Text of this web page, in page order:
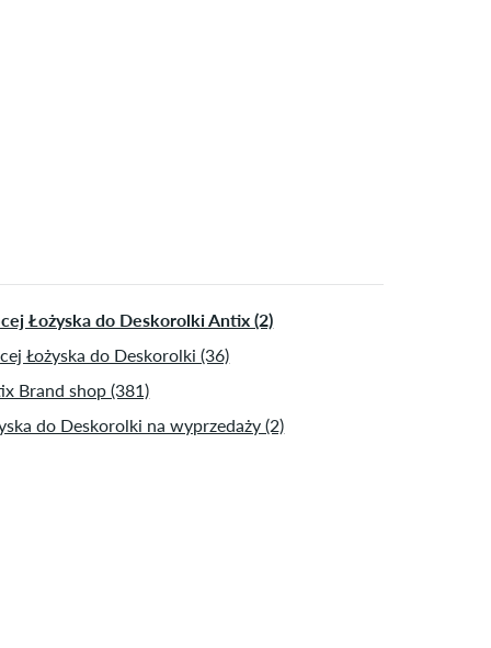
Łożyska do Deskorolki Antix (2)
Łożyska do Deskorolki (36)
Brand shop (381)
do Deskorolki na wyprzedaży (2)